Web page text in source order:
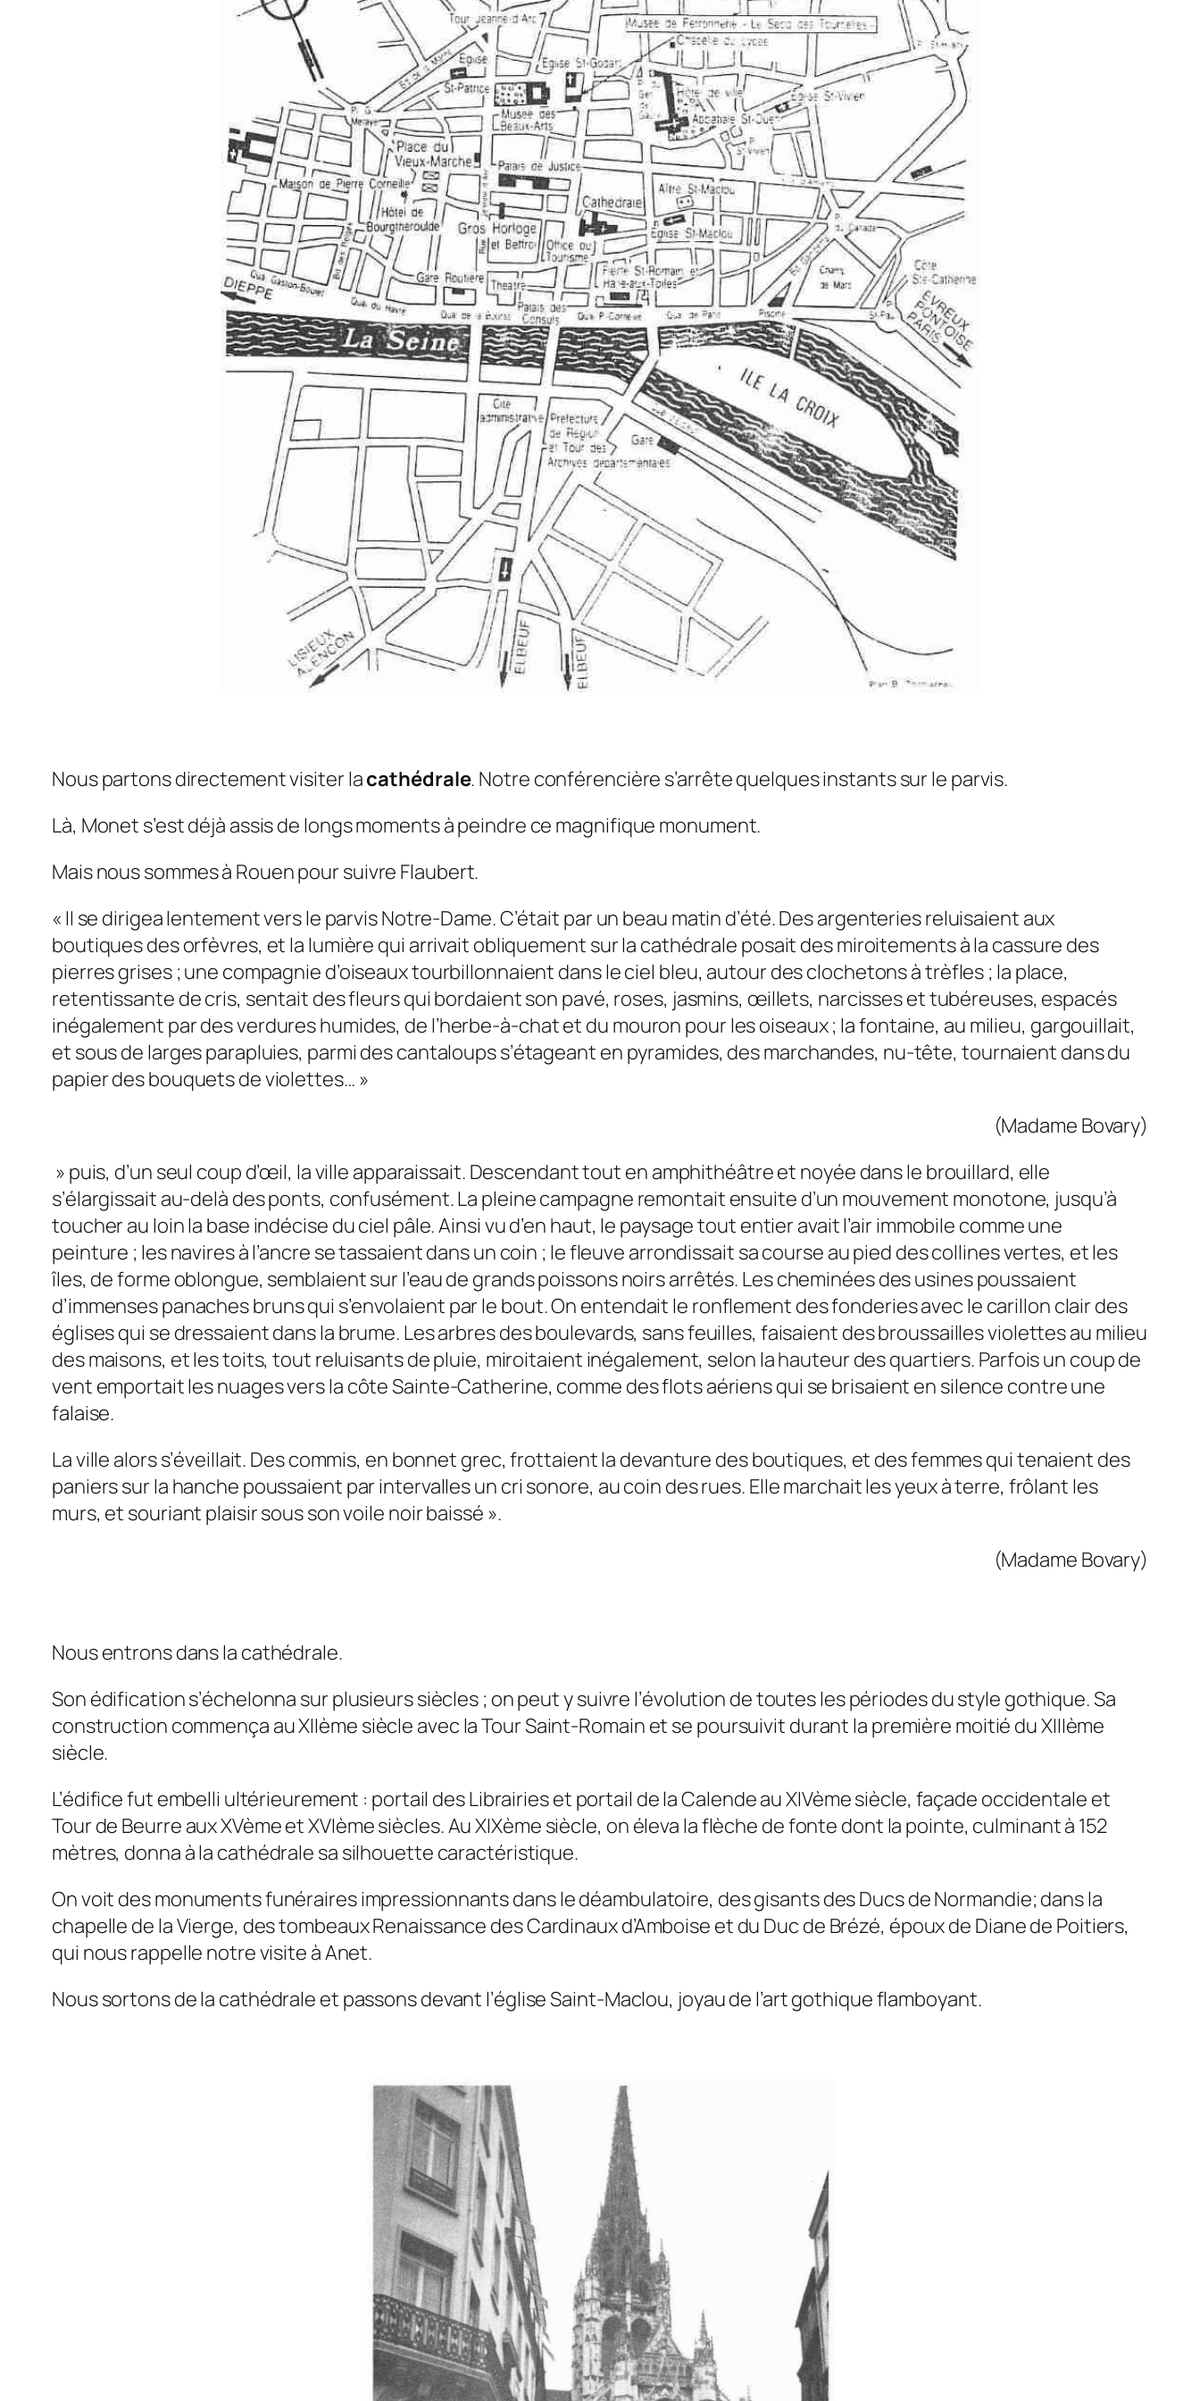
Nous partons directement visiter lacathédrale. Notre conférencière s’arrête quelques instants sur le parvis.
Là, Monet s’est déjà assis de longs moments à peindre ce magnifique monument.
Mais nous sommes à Rouen pour suivre Flaubert.
« II se dirigea lentement vers le parvis Notre-Dame. C’était par un beau matin d’été. Des argenteries reluisaient aux
boutiques des orfèvres, et la lumière qui arrivait obliquement sur la cathédrale posait des miroitements à la cassure des
pierres grises ; une compagnie d’oiseaux tourbillonnaient dans le ciel bleu, autour des clochetons à trèfles ; la place,
retentissante de cris, sentait des fleurs qui bordaient son pavé, roses, jasmins, œillets, narcisses et tubéreuses, espacés
inégalement par des verdures humides, de l’herbe-à-chat et du mouron pour les oiseaux ; la fontaine, au milieu, gargouillait,
et sous de larges parapluies, parmi des cantaloups s’étageant en pyramides, des marchandes, nu-tête, tournaient dans du
papier des bouquets de violettes… »
(Madame Bovary)
» puis, d’un seul coup d’œil, la ville apparaissait. Descendant tout en amphithéâtre et noyée dans le brouillard, elle
s’élargissait au-delà des ponts, confusément. La pleine campagne remontait ensuite d’un mouvement monotone, jusqu’à
toucher au loin la base indécise du ciel pâle. Ainsi vu d’en haut, le paysage tout entier avait l’air immobile comme une
peinture ; les navires à l’ancre se tassaient dans un coin ; le fleuve arrondissait sa course au pied des collines vertes, et les
îles, de forme oblongue, semblaient sur l’eau de grands poissons noirs arrêtés. Les cheminées des usines poussaient
d’immenses panaches bruns qui s’envolaient par le bout. On entendait le ronflement des fonderiesavec le carillon clair des
églises qui se dressaient dans la brume. Les arbres des boulevards, sans feuilles, faisaient des broussailles violettes au milieu
des maisons, et les toits, tout reluisants de pluie, miroitaient inégalement, selon la hauteur des quartiers. Parfois un coup de
vent emportait les nuagesversla côte Sainte-Catherine, comme des flots aériens qui se brisaient en silence contre une
falaise.
La ville alors s’éveillait. Des commis, en bonnet grec, frottaient la devanture des boutiques, et des femmes qui tenaient des
paniers sur la hanche poussaient par intervalles un cri sonore, au coin des rues. Elle marchait les yeux à terre, frôlant les
murs, et souriant plaisir sous son voile noir baissé ».
(Madame Bovary)
Nous entrons dans la cathédrale.
Son édification s’échelonna sur plusieurs siècles ; on peut y suivre l’évolution de toutes les périodes du style gothique. Sa
construction commença au XIIème siècle avec la Tour Saint-Romain et se poursuivit durant la première moitié du XIIIème
siècle.
L’édifice fut embelli ultérieurement : portail des Librairies et portail de la Calende au XIVème siècle, façade occidentale et
Tour de Beurre aux XVème et XVIème siècles. Au XIXème siècle, on éleva la flèche de fonte dont la pointe, culminant à 152
mètres, donna à la cathédrale sa silhouette caractéristique.
On voit des monuments funéraires impressionnants dans le déambulatoire, des gisants des Ducs de Normandie; dans la
chapelle de la Vierge, des tombeaux Renaissance des Cardinaux d’Amboise et du Duc de Brézé, époux de Diane de Poitiers,
qui nous rappelle notre visite à Anet.
Nous sortons de la cathédrale et passons devant l’église Saint-Maclou, joyau de l’art gothique flamboyant.